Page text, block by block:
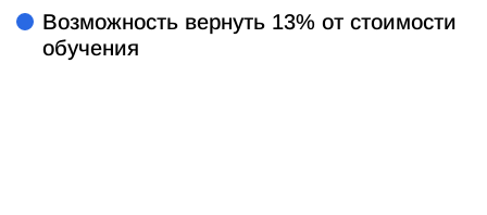
Возможность вернуть 13% от стоимости
обучения